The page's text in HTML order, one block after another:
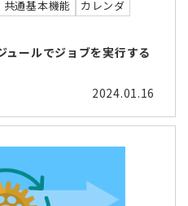
共通基本機能
カレンダ
ュールでジョブを実行する
2024.01.16